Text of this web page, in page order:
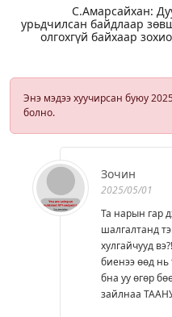
С.Амарсайхан:
урьдчилсан байдлаар
олгохгүй байхаар
Энэ мэдээ хуучирсан буюу
болно.
Зочин
2025/05/01
Та нарын гар
шалгалтанд
хулгайчууд
биенээ өөд нь
бна уу өгөр
зайлнаа